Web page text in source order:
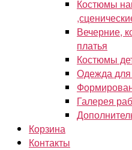
Костюмы
Вечерние,
платья
Костюмы
Одежда
Галерея
Корзина
Контакты